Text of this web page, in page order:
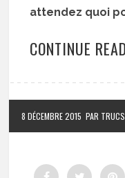
attendez quoi
CONTINUE
8 DÉCEMBRE 2015 PAR